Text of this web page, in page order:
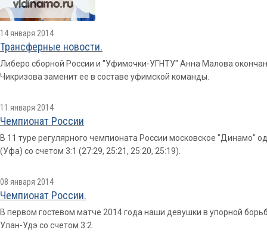
14 января 2014
Трансферные новости.
Либеро сборной России и "Уфимочки-УГНТУ" Анна Малова
Чикризова заменит ее в составе уфимской команды.
11 января 2014
Чемпионат России
В 11 туре регулярного чемпионата России московское
(Уфа) со счетом 3:1 (27:29, 25:21, 25:20, 25:19).
08 января 2014
Чемпионат России.
В первом гостевом матче 2014 года наши девушки в упорной
Улан-Удэ со счетом 3:2.